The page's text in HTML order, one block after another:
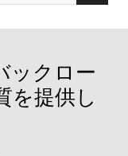
ックロー
を提供し